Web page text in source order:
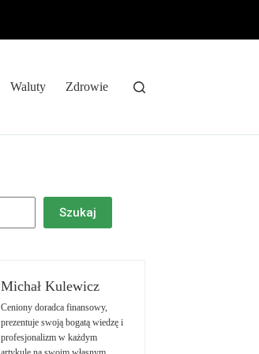
Waluty Zdrowie
Szukaj
Michał Kulewicz
Ceniony doradca finansowy,
prezentuje swoją bogatą wiedzę i
profesjonalizm w każdym